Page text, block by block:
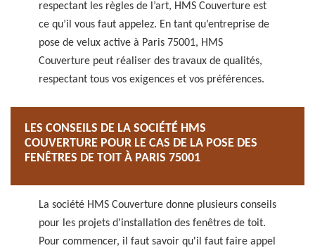
respectant les règles de l’art, HMS Couverture est
ce qu’il vous faut appelez. En tant qu’entreprise de
pose de velux active à Paris 75001, HMS
Couverture peut réaliser des travaux de qualités,
respectant tous vos exigences et vos préférences.
LES CONSEILS DE LA SOCIÉTÉ HMS
COUVERTURE POUR LE CAS DE LA POSE DES
FENÊTRES DE TOIT À PARIS 75001
La société HMS Couverture donne plusieurs conseils
pour les projets d'installation des fenêtres de toit.
Pour commencer, il faut savoir qu'il faut faire appel